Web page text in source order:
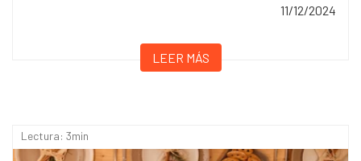
11/12/2024
LEER MÁS
Lectura: 3min